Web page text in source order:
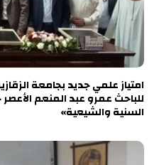
امتياز علمي جديد بجامعة
للباحث عمرو عبد المنعم
السنية والشيعية»